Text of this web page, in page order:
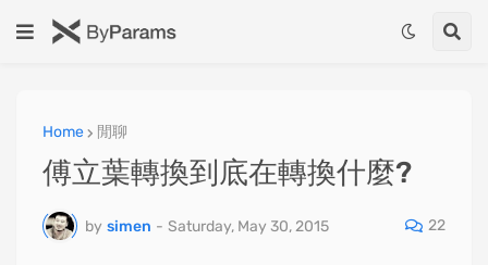
Home 閒聊
傅立葉轉換到底在轉換什麼?
by simen - Saturday, May 30, 2015 22